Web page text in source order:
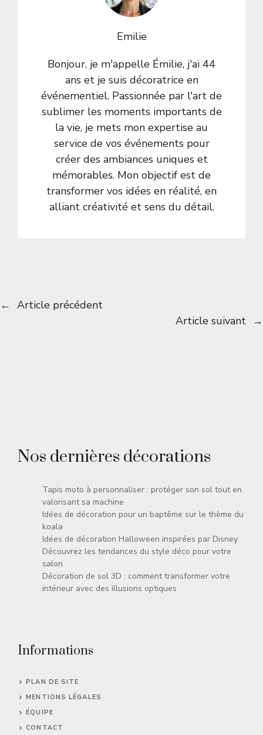
Emilie
Bonjour, je m'appelle Émilie, j'ai 44
ans et je suis décoratrice en
événementiel. Passionnée par l'art de
sublimer les moments importants de
la vie, je mets mon expertise au
service de vos événements pour
créer des ambiances uniques et
mémorables. Mon objectif est de
transformer vos idées en réalité, en
alliant créativité et sens du détail.
← Article précédent
Article suivant →
Nos dernières décorations
Tapis moto à personnaliser : protéger son sol tout en
valorisant sa machine
Idées de décoration pour un baptême sur le thème du
koala
Idées de décoration Halloween inspirées par Disney
Découvrez les tendances du style déco pour votre
salon
Décoration de sol 3D : comment transformer votre
intérieur avec des illusions optiques
Informations
PLAN DE SITE
MENTIONS LÉGALES
ÉQUIPE
CONTACT